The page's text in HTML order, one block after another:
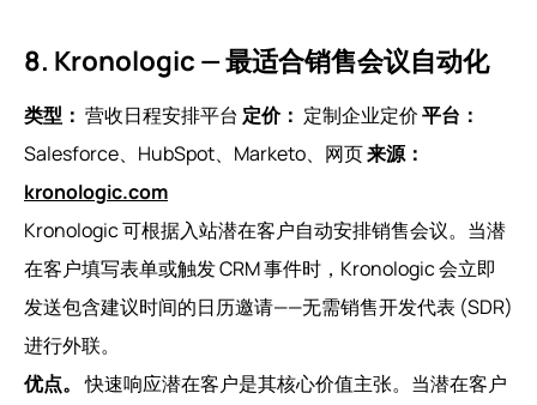
8. Kronologic — 最适合销售会议自动化
类型： 营收日程安排平台 定价： 定制企业定价平台：
Salesforce、HubSpot、Marketo、网页来源：
kronologic.com
Kronologic 可根据入站潜在客户自动安排销售会议。当潜
在客户填写表单或触发 CRM 事件时，Kronologic 会立即
发送包含建议时间的日历邀请——无需销售开发代表 (SDR)
进行外联。
优点。 快速响应潜在客户是其核心价值主张。当潜在客户